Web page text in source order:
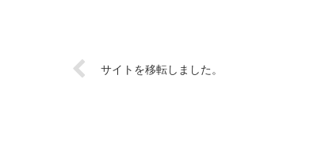
サイトを移転しました。